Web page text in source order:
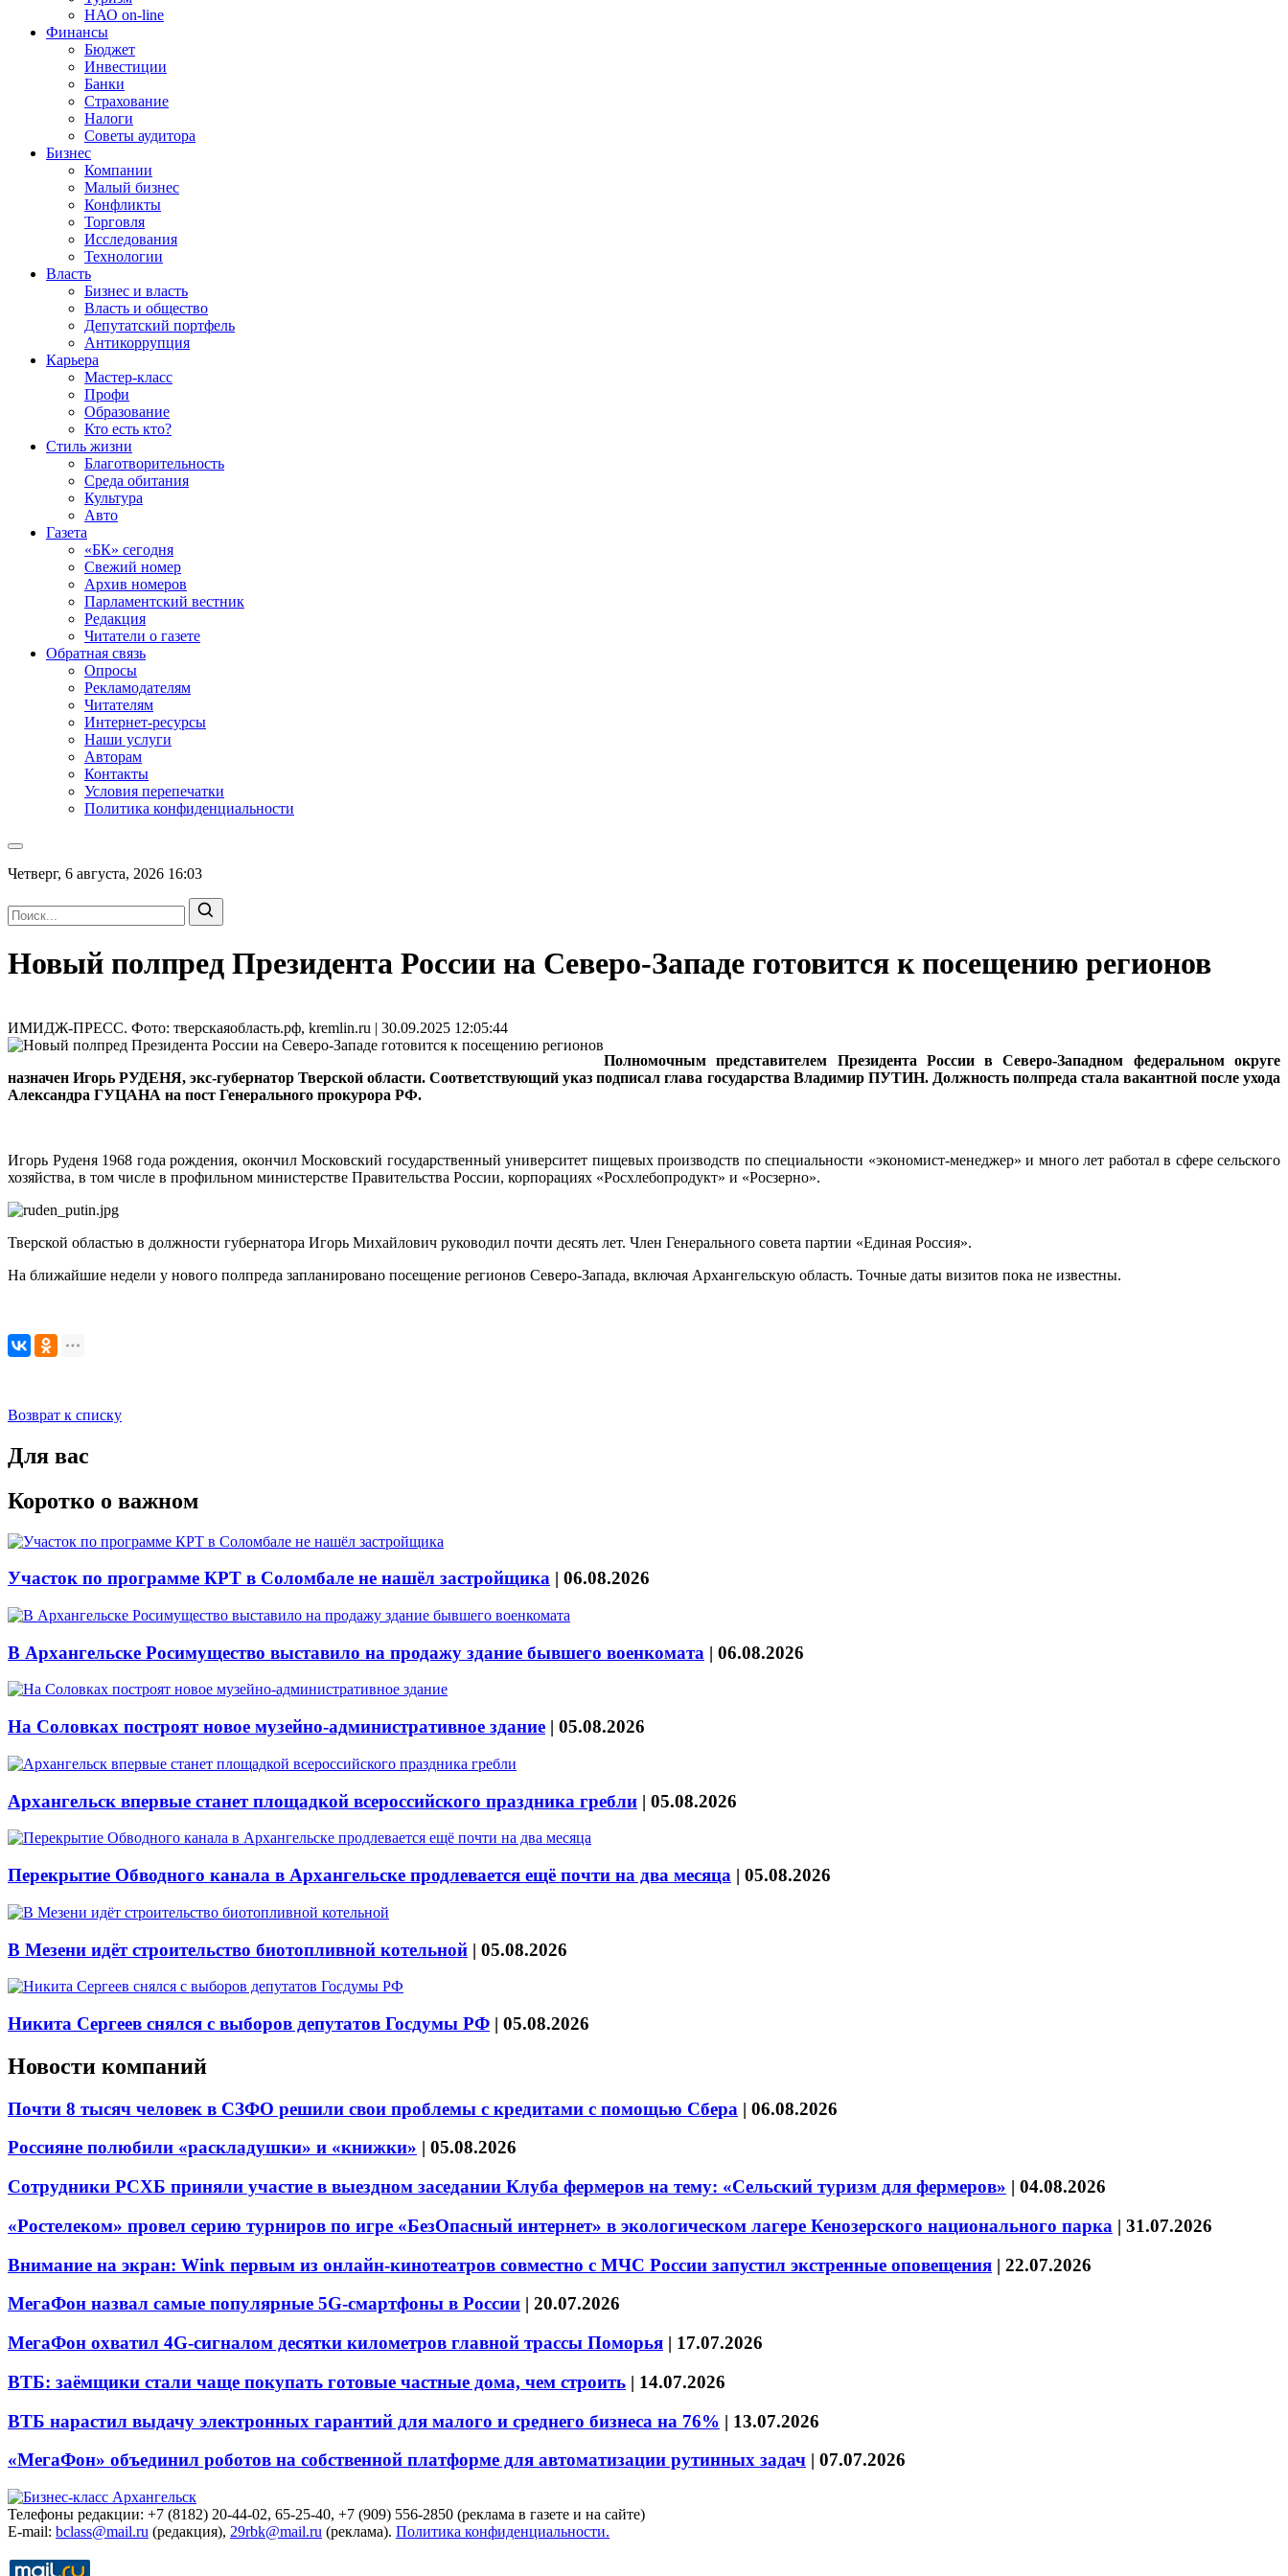
НАО on-line
Финансы
Бюджет
Инвестиции
Банки
Страхование
Налоги
Советы аудитора
Бизнес
Компании
Малый бизнес
Конфликты
Торговля
Исследования
Технологии
Власть
Бизнес и власть
Власть и общество
Депутатский портфель
Антикоррупция
Карьера
Мастер-класс
Профи
Образование
Кто есть кто?
Стиль жизни
Благотворительность
Среда обитания
Культура
Авто
Газета
«БК» сегодня
Свежий номер
Архив номеров
Парламентский вестник
Редакция
Читатели о газете
Обратная связь
Опросы
Рекламодателям
Читателям
Интернет-ресурсы
Наши услуги
Авторам
Контакты
Условия перепечатки
Политика конфиденциальности
Четверг, 6 августа, 2026 16:03
Новый полпред Президента России на Северо-Западе готовится к посещению регионов
ИМИДЖ-ПРЕСС. Фото: тверскаяобласть.рф, kremlin.ru | 30.09.2025 12:05:44
Полномочным представителем Президента России в Северо-Западном федеральном округе
назначен Игорь РУДЕНЯ, экс-губернатор Тверской области. Соответствующий указ подписал глава государства Владимир ПУТИН. Должность полпреда стала вакантной после ухода
Александра ГУЦАНА на пост Генерального прокурора РФ.
Игорь Руденя 1968 года рождения, окончил Московский государственный университет пищевых производств по специальности «экономист-менеджер» и много лет работал в сфере сельского
хозяйства, в том числе в профильном министерстве Правительства России, корпорациях «Росхлебопродукт» и «Росзерно».
Тверской областью в должности губернатора Игорь Михайлович руководил почти десять лет. Член Генерального совета партии «Единая Россия».
На ближайшие недели у нового полпреда запланировано посещение регионов Северо-Запада, включая Архангельскую область. Точные даты визитов пока не известны.
Возврат к списку
Для вас
Коротко о важном
Участок по программе КРТ в Соломбале не нашёл застройщика | 06.08.2026
В Архангельске Росимущество выставило на продажу здание бывшего военкомата | 06.08.2026
На Соловках построят новое музейно-административное здание | 05.08.2026
Архангельск впервые станет площадкой всероссийского праздника гребли | 05.08.2026
Перекрытие Обводного канала в Архангельске продлевается ещё почти на два месяца | 05.08.2026
В Мезени идёт строительство биотопливной котельной | 05.08.2026
Никита Сергеев снялся с выборов депутатов Госдумы РФ | 05.08.2026
Новости компаний
Почти 8 тысяч человек в СЗФО решили свои проблемы с кредитами с помощью Сбера | 06.08.2026
Россияне полюбили «раскладушки» и «книжки» | 05.08.2026
Сотрудники РСХБ приняли участие в выездном заседании Клуба фермеров на тему: «Сельский туризм для фермеров» | 04.08.2026
«Ростелеком» провел серию турниров по игре «БезОпасный интернет» в экологическом лагере Кенозерского национального парка | 31.07.2026
Внимание на экран: Wink первым из онлайн-кинотеатров совместно с МЧС России запустил экстренные оповещения | 22.07.2026
МегаФон назвал самые популярные 5G-смартфоны в России | 20.07.2026
МегаФон охватил 4G-сигналом десятки километров главной трассы Поморья | 17.07.2026
ВТБ: заёмщики стали чаще покупать готовые частные дома, чем строить | 14.07.2026
ВТБ нарастил выдачу электронных гарантий для малого и среднего бизнеса на 76% | 13.07.2026
«МегаФон» объединил роботов на собственной платформе для автоматизации рутинных задач | 07.07.2026
Телефоны редакции: +7 (8182) 20-44-02, 65-25-40, +7 (909) 556-2850 (реклама в газете и на сайте)
E-mail: bclass@mail.ru (редакция), 29rbk@mail.ru (реклама). Политика конфиденциальности.